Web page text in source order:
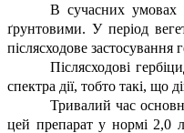
В сучасних умовах
ґрунтовими. У період
післясходове застосування
Післясходові
спектра дії, тобто такі, що
Тривалий час
цей препарат у нормі 2,0